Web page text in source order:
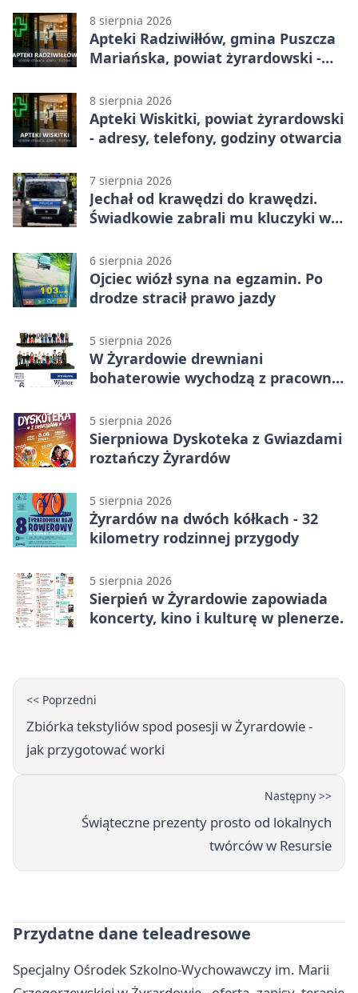
8 sierpnia 2026
Apteki Radziwiłłów, gmina Puszcza
Mariańska, powiat żyrardowski -
8 sierpnia 2026
Apteki Wiskitki, powiat żyrardowski
- adresy, telefony, godziny otwarcia
7 sierpnia 2026
Jechał od krawędzi do krawędzi.
Świadkowie zabrali mu kluczyki w
6 sierpnia 2026
Ojciec wiózł syna na egzamin. Po
drodze stracił prawo jazdy
5 sierpnia 2026
W Żyrardowie drewniani
bohaterowie wychodzą z pracowni
5 sierpnia 2026
Sierpniowa Dyskoteka z Gwiazdami
roztańczy Żyrardów
5 sierpnia 2026
Żyrardów na dwóch kółkach - 32
kilometry rodzinnej przygody
5 sierpnia 2026
Sierpień w Żyrardowie zapowiada
koncerty, kino i kulturę w plenerze.
<< Poprzedni
Zbiórka tekstyliów spod posesji w Żyrardowie -
jak przygotować worki
Następny >>
Świąteczne prezenty prosto od lokalnych
twórców w Resursie
Przydatne dane teleadresowe
Specjalny Ośrodek Szkolno-Wychowawczy im. Marii